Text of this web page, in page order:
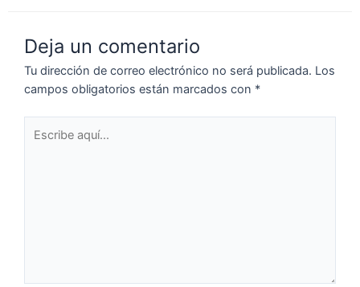
Deja un comentario
Tu dirección de correo electrónico no será publicada. Los
campos obligatorios están marcados con *